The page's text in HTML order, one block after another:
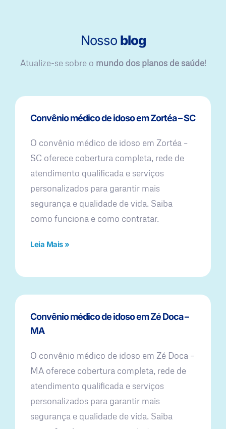
Nosso blog
Atualize-se sobre o mundo dos planos de saúde!
Convênio médico de idoso em Zortéa – SC
O convênio médico de idoso em Zortéa –
SC oferece cobertura completa, rede de
atendimento qualificada e serviços
personalizados para garantir mais
segurança e qualidade de vida. Saiba
como funciona e como contratar.
Leia Mais »
Convênio médico de idoso em Zé Doca –
MA
O convênio médico de idoso em Zé Doca –
MA oferece cobertura completa, rede de
atendimento qualificada e serviços
personalizados para garantir mais
segurança e qualidade de vida. Saiba